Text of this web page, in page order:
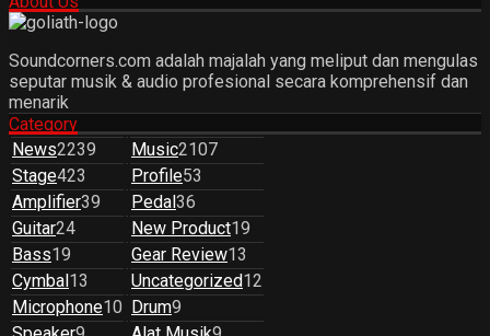
Soundcorners.com adalah majalah yang meliput dan mengulas
seputar musik & audio profesional secara komprehensif dan
menarik
Category
News2239 Music2107
Stage423 Profile53
Amplifier39 Pedal 36
Guitar24 New Product19
Bass19 Gear Review13
Cymbal 13 Uncategorized12
Microphone10 Drum9